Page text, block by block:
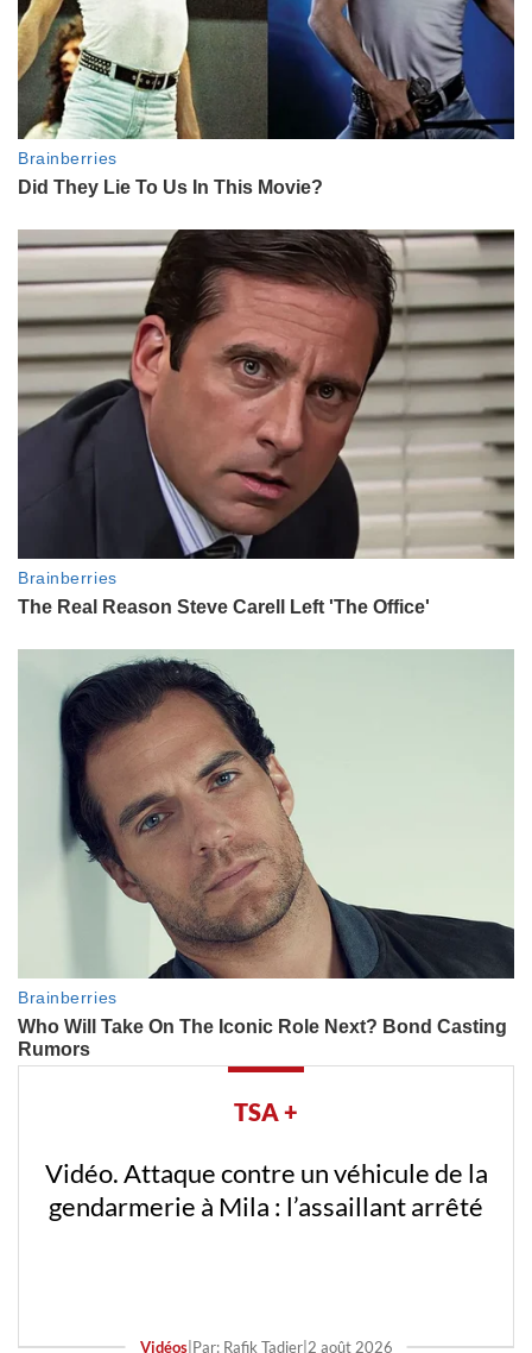
TSA +
Vidéo. Attaque contre un véhicule de la
gendarmerie à Mila : l’assaillant arrêté
Vidéos|Par: Rafik Tadjer|2 août 2026